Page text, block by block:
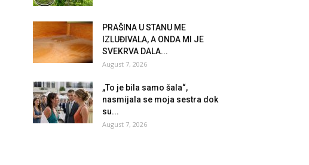
PRAŠINA U STANU ME
IZLUĐIVALA, A ONDA MI JE
SVEKRVA DALA...
August 7, 2026
„To je bila samo šala“,
nasmijala se moja sestra dok
su...
August 7, 2026